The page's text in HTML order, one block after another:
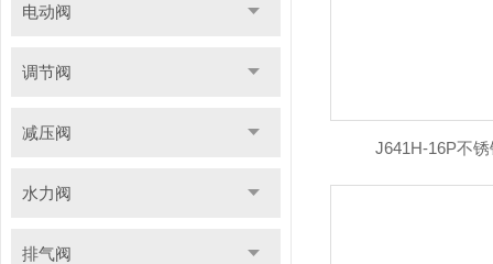
电动阀
调节阀
减压阀
水力阀
排气阀
J641H-16P不